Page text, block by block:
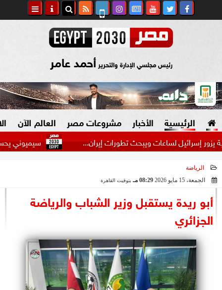
رئيس مجلسي الإدارة والتحرير أحمد عامر
الرئيسية الأخبار
السياسة
الرئاسة
البرلمان
الوزارات
الأحزاب
مشروعات مصر العالم الآن
سيميوني يحسم إسرائيل لساعات ويبحث تطورات إيران...
الرياضة
الجمعة، 15 مايو 2026
08:29 مـ بتوقيت القاهرة
أبو ريدة يستقبل وزير الشباب والرياضة
الجزائري